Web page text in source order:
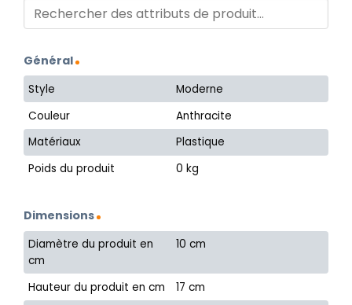
Général
Style
Moderne
Couleur
Anthracite
Matériaux
Plastique
Poids du produit
0 kg
Dimensions
Diamètre du produit en
cm
10 cm
Hauteur du produit en cm
17 cm